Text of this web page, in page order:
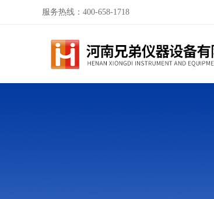
服务热线：400-658-1718